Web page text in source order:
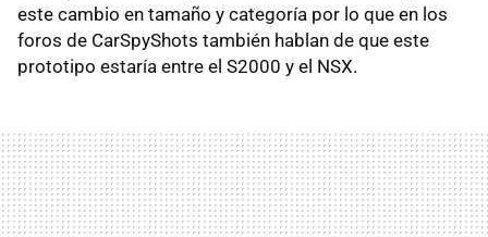
este cambio en tamaño y categoría por lo que en los
foros de CarSpyShots también hablan de que este
prototipo estaría entre el S2000 y el NSX.